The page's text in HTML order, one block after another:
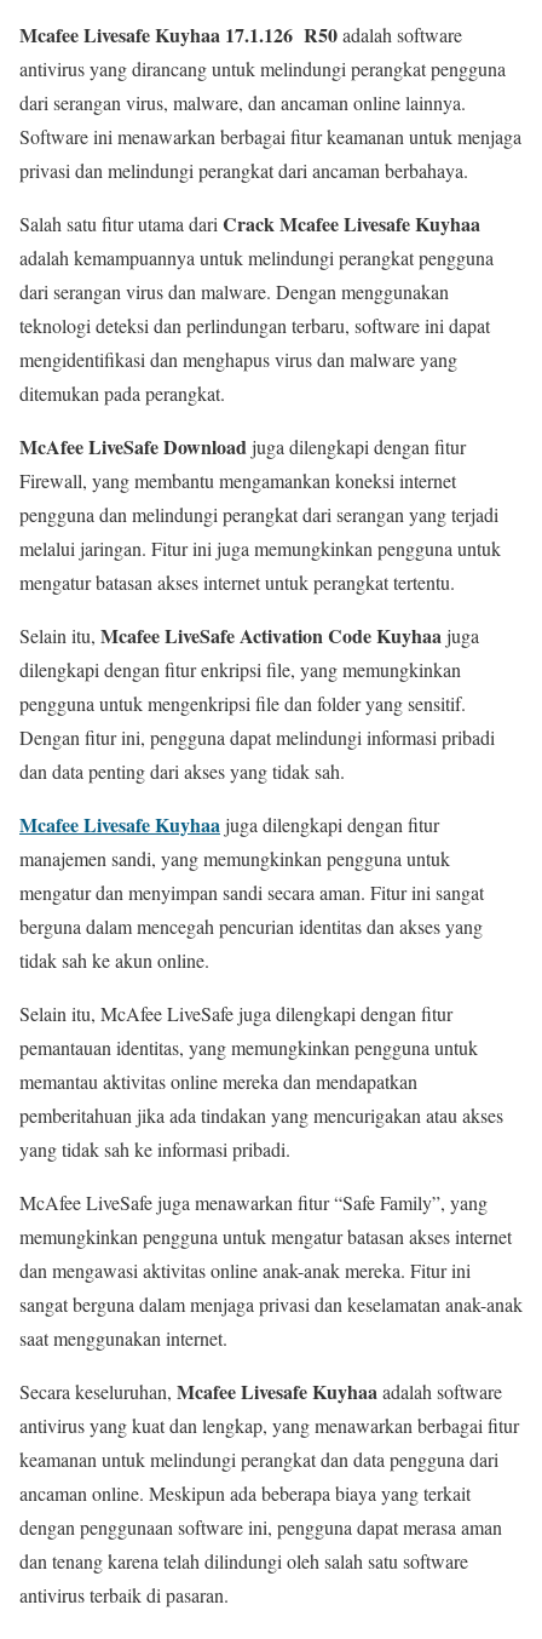
Mcafee Livesafe Kuyhaa 17.1.126 R50adalah software
antivirus yang dirancang untuk melindungi perangkat pengguna
dari serangan virus, malware, dan ancaman online lainnya.
Software ini menawarkan berbagai fitur keamanan untuk menjaga
privasi dan melindungi perangkat dari ancaman berbahaya.
Salah satu fitur utama dari Crack Mcafee Livesafe Kuyhaa
adalah kemampuannya untuk melindungi perangkat pengguna
dari serangan virus dan malware. Dengan menggunakan
teknologi deteksi dan perlindungan terbaru, software ini dapat
mengidentifikasi dan menghapus virus dan malware yang
ditemukan pada perangkat.
McAfee LiveSafe Downloadjuga dilengkapi dengan fitur
Firewall, yang membantu mengamankan koneksi internet
pengguna dan melindungi perangkat dari serangan yang terjadi
melalui jaringan. Fitur ini juga memungkinkan pengguna untuk
mengatur batasan akses internet untuk perangkat tertentu.
Selain itu, Mcafee LiveSafe Activation Code Kuyhaajuga
dilengkapi dengan fitur enkripsi file, yang memungkinkan
pengguna untuk mengenkripsi file dan folder yang sensitif.
Dengan fitur ini, pengguna dapat melindungi informasi pribadi
dan data penting dari akses yang tidak sah.
Mcafee Livesafe Kuyhaajuga dilengkapi dengan fitur
manajemen sandi, yang memungkinkan pengguna untuk
mengatur dan menyimpan sandi secara aman. Fitur ini sangat
berguna dalam mencegah pencurian identitas dan akses yang
tidak sah ke akun online.
Selain itu, McAfee LiveSafe juga dilengkapi dengan fitur
pemantauan identitas, yang memungkinkan pengguna untuk
memantau aktivitas online mereka dan mendapatkan
pemberitahuan jika ada tindakan yang mencurigakan atau akses
yang tidak sah ke informasi pribadi.
McAfee LiveSafe juga menawarkan fitur “Safe Family”, yang
memungkinkan pengguna untuk mengatur batasan akses internet
dan mengawasi aktivitas online anak-anak mereka. Fitur ini
sangat berguna dalam menjaga privasi dan keselamatan anak-anak
saat menggunakan internet.
Secara keseluruhan, Mcafee Livesafe Kuyhaaadalah software
antivirus yang kuat dan lengkap, yang menawarkan berbagai fitur
keamanan untuk melindungi perangkat dan data pengguna dari
ancaman online. Meskipun ada beberapa biaya yang terkait
dengan penggunaan software ini, pengguna dapat merasa aman
dan tenang karena telah dilindungi oleh salah satu software
antivirus terbaik di pasaran.